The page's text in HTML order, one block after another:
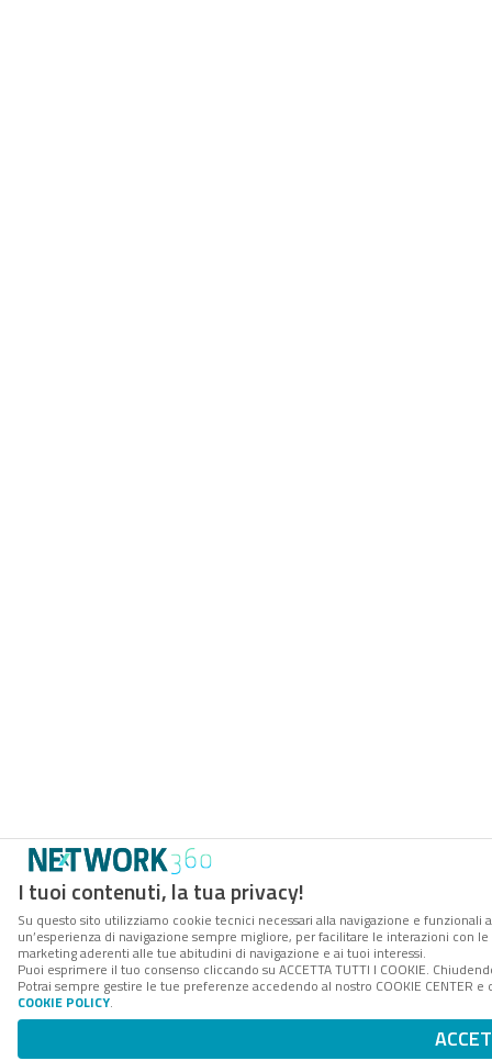
I tuoi contenuti, la tua privacy!
Su questo sito utilizziamo cookie tecnici necessari alla navigazione e
un’esperienza di navigazione sempre migliore, per facilitare le interazioni con
marketing aderenti alle tue abitudini di navigazione e ai tuoi interessi.
Puoi esprimere il tuo consenso cliccando su ACCETTA TUTTI I COOKIE.
Potrai sempre gestire le tue preferenze accedendo al nostro COOKIE
COOKIE POLICY.